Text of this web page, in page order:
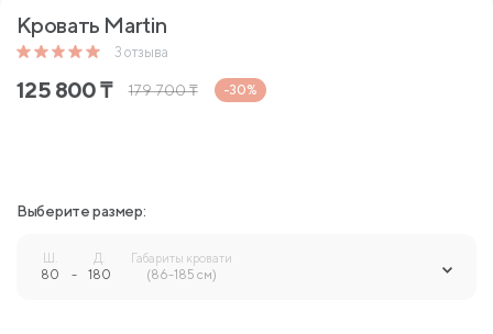
Кровать Martin
3 отзыва
125 800₸ 179 700₸ -30%
Выберите размер:
Ш.
80 -
Д.
180
Габариты кровати
(86-185 см)